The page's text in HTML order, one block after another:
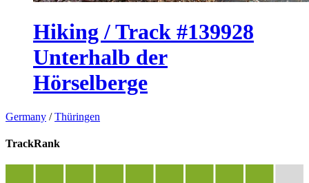
Hiking / Track #139928
Unterhalb der
Hörselberge
Germany /Thüringen
TrackRank